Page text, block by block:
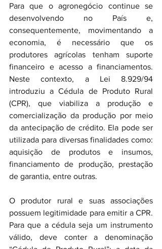
Para que o agronegócio continue se
desenvolvendo no País e,
consequentemente, movimentando a
economia, é necessário que os
produtores agrícolas tenham suporte
financeiro e acesso a financiamentos.
Neste contexto, a Lei 8.929/94
introduziu a Cédula de Produto Rural
(CPR), que viabiliza a produção e
comercialização da produção por meio
da antecipação de crédito. Ela pode ser
utilizada para diversas finalidades como:
aquisição de produtos e insumos,
financiamento de produção, prestação
de garantia, entre outras.
O produtor rural e suas associações
possuem legitimidade para emitir a CPR.
Para que a cédula seja um instrumento
válido, deve conter a denominação